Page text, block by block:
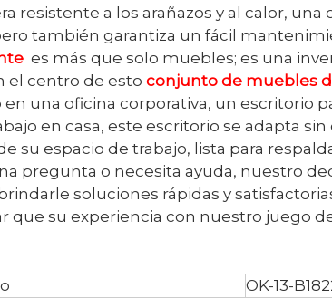
resistente a los arañazos y al calor,
también garantiza un fácil
es más que solo muebles; es una
el centro de esto conjunto de muebles
una oficina corporativa, un escritorio
en casa, este escritorio se adapta
su espacio de trabajo, lista para
pregunta o necesita ayuda, nuestro
soluciones rápidas y
que su experiencia con nuestro juego
OK-13-